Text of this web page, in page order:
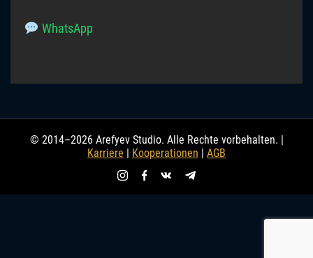
WhatsApp
© 2014–2026 Arefyev Studio. Alle Rechte vorbehalten. |
Karriere | Kooperationen | AGB